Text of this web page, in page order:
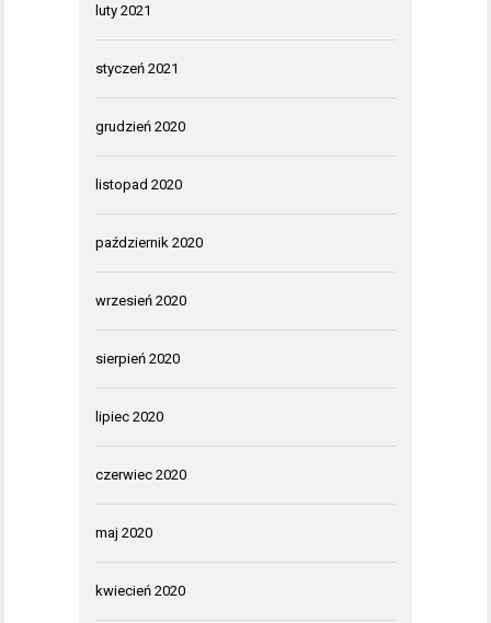
luty 2021
styczeń 2021
grudzień 2020
listopad 2020
październik 2020
wrzesień 2020
sierpień 2020
lipiec 2020
czerwiec 2020
maj 2020
kwiecień 2020